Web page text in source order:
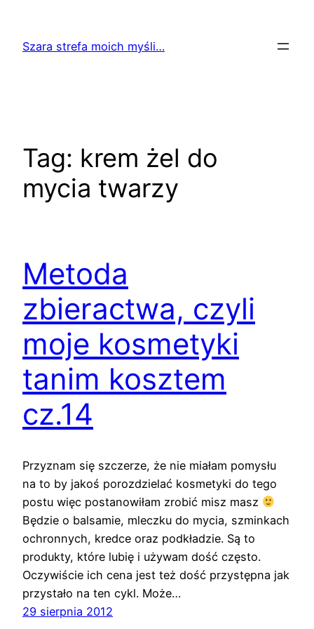
treściSzara strefa moich myśli…
Tag: krem żel do
mycia twarzy
Metoda
zbieractwa, czyli
moje kosmetyki
tanim kosztem
cz.14
Przyznam się szczerze, że nie miałam pomysłu
na to by jakoś porozdzielać kosmetyki do tego
postu więc postanowiłam zrobić misz masz
Będzie o balsamie, mleczku do mycia, szminkach
ochronnych, kredce oraz podkładzie. Są to
produkty, które lubię i używam dość często.
Oczywiście ich cena jest też dość przystępna jak
przystało na ten cykl. Może…
29 sierpnia 2012